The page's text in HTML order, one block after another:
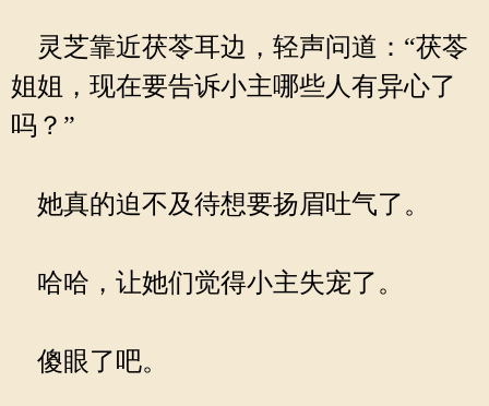
灵芝靠近茯苓耳边，轻声问道：“茯苓
姐姐，现在要告诉小主哪些人有异心了
吗？”
她真的迫不及待想要扬眉吐气了。
哈哈，让她们觉得小主失宠了。
傻眼了吧。